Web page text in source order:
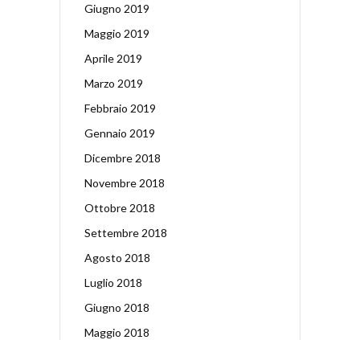
Giugno 2019
Maggio 2019
Aprile 2019
Marzo 2019
Febbraio 2019
Gennaio 2019
Dicembre 2018
Novembre 2018
Ottobre 2018
Settembre 2018
Agosto 2018
Luglio 2018
Giugno 2018
Maggio 2018